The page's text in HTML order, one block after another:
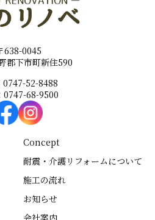
638-0045
郡下市町新住590
0747-52-8488
0747-68-9500
Concept
耐震・介護リフォームについて
施工の流れ
お知らせ